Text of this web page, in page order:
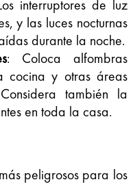
interruptores de luz
y las luces nocturnas
durante la noche.
: Coloca alfombras
cocina y otras áreas
también la
en toda la casa.
peligrosos para los